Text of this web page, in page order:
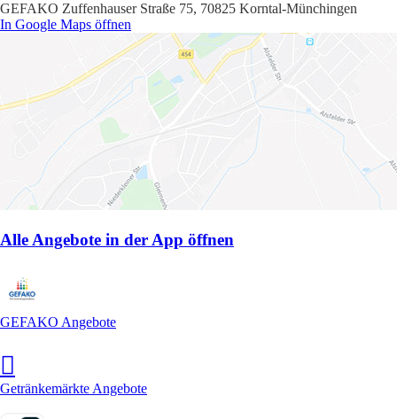
GEFAKO Zuffenhauser Straße 75, 70825 Korntal-Münchingen
In Google Maps öffnen
Alle Angebote in der App öffnen
GEFAKO Angebote
Getränkemärkte Angebote